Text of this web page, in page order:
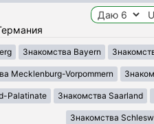
Знакомства Bayern
Mecklenburg-Vorpommern
Palatinate Знакомства Saarland
Знакомства